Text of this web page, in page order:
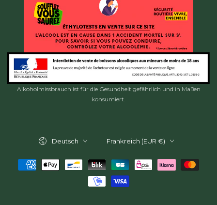
Alkoholmissbrauch ist für die Gesundheit gefährlich und in Maßen
konsumiert.
Deutsch Frankreich (EUR €)
Zahlungsmöglichkeiten